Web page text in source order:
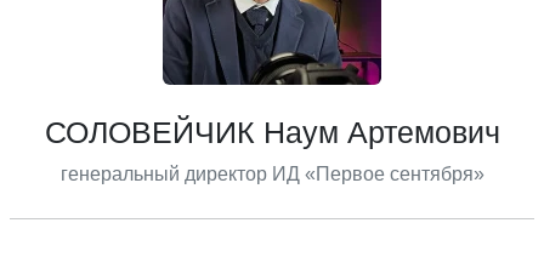
СОЛОВЕЙЧИК Наум Артемович
генеральный директор ИД «Первое сентября»